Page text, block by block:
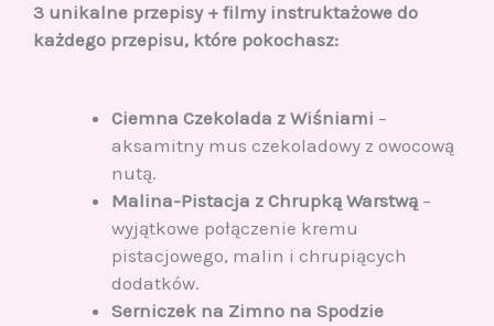
3 unikalne przepisy + filmy instruktażowe do
każdego przepisu, które pokochasz:
Ciemna Czekolada z Wiśniami –
aksamitny mus czekoladowy z owocową
nutą.
Malina-Pistacja z Chrupką Warstwą –
wyjątkowe połączenie kremu
pistacjowego, malin i chrupiących
dodatków.
Serniczek na Zimno na Spodzie